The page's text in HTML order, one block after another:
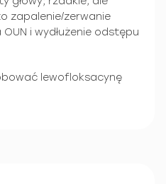
zapalenie/zerwanie
i wydłużenie odstępu
lewofloksacynę